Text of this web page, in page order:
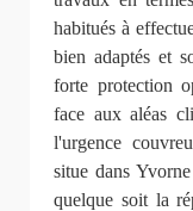
habitués à
bien adaptés et
forte protection
face aux aléas
l'urgence
situe dans
quelque soit la